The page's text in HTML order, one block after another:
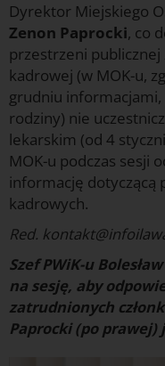
Dyrektor Miejskiego
Zenon Paprocki, co
przestrzeni
kadrowej (w MOK-u,
grudniu informacjami,
rodziny) nie
lekarskim (od 4
MOK-u podczas sesji
informację dotyczącą
kadrowych.
Red.
Szef PWiK-u
na sesję, aby
zatrudnionych
Paprocki (po